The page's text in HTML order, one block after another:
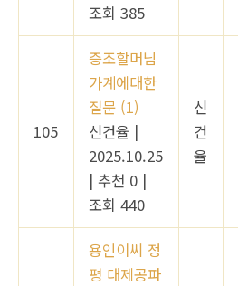
조회 385
105
증조할머님
가계에대한
질문 (1)
신건율 |
2025.10.25
| 추천 0 |
조회 440
신
건
율
용인이씨 정
평 대제공파